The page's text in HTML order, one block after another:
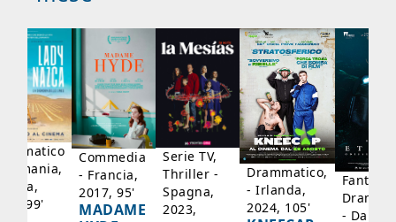
99'
Commedia
- Francia,
2017, 95'
MADAME
Serie TV,
Thriller -
Spagna,
2023,
Drammatico,
- Irlanda,
2024, 105'
-